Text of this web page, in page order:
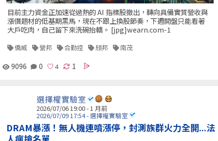
目前主力資金正加速從過熱的 AI 指標股撤出，轉向具備實質營收與
漲價題材的低基期黑馬，現在不跟上換股節奏，下週開盤只能看著
大戶吃肉，自己留下來洗碗抬轎。 [jpg]wearn.com-1
僑威 營邦 合勤控 頎邦 南茂
9096 0 1
選擇權實驗室
2026/07/06 19:00 - 1 月前
2026/07/09 17:54 - 選擇權實驗室
DRAM暴漲！無人機連噴漲停，封測族群火力全開...法